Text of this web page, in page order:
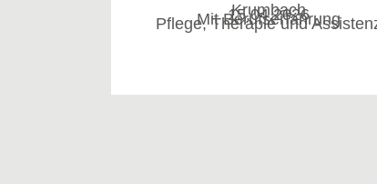
Krumbach
15.04.2026
Mit Berufserfahrung
Pflege, Therapie und